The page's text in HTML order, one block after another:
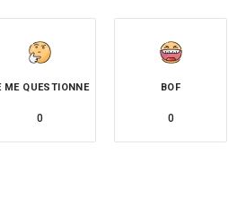
ME QUESTIONNE
0
BOF
0